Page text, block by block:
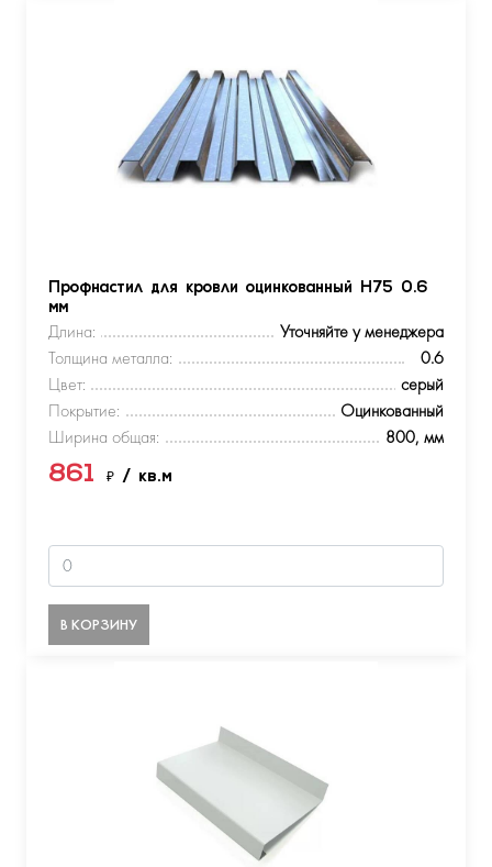
Профнастил для кровли оцинкованный Н75 0.6
мм
Длина:
Уточняйте у менеджера
Толщина металла:
0.6
Цвет:
серый
Покрытие:
Оцинкованный
Ширина общая:
800, мм
861 ₽ / кв.м
В КОРЗИНУ